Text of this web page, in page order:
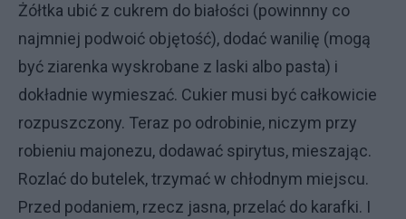
Żółtka ubić z cukrem do białości (powinnny co
najmniej podwoić objętość), dodać wanilię (mogą
być ziarenka wyskrobane z laski albo pasta) i
dokładnie wymieszać. Cukier musi być całkowicie
rozpuszczony. Teraz po odrobinie, niczym przy
robieniu majonezu, dodawać spirytus, mieszając.
Rozlać do butelek, trzymać w chłodnym miejscu.
Przed podaniem, rzecz jasna, przelać do karafki. I